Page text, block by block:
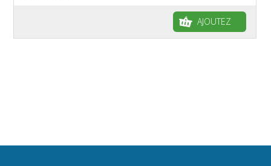
AJOUTEZ